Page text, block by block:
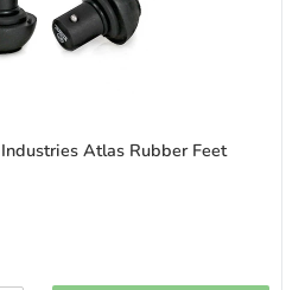
Atlas Rubber Feet